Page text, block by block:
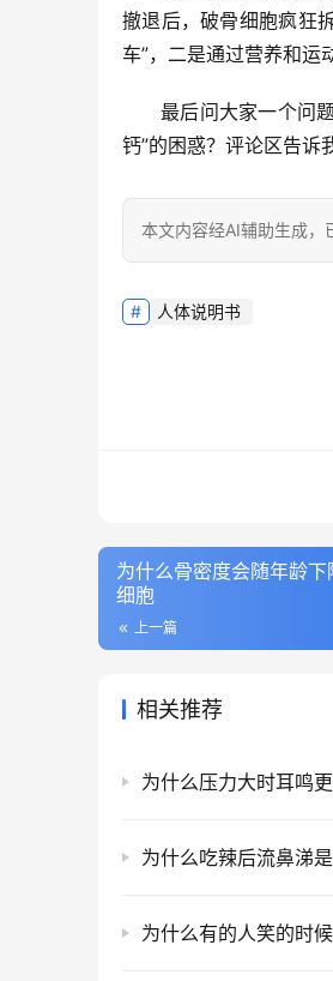
撤退后，破骨细胞疯狂
车”，二是通过营养和运
最后问大家一个问
钙”的困惑？评论区告诉
本文内容经AI辅助生成，
人体说明书
为什么骨密度会随年龄
细胞
上一篇
相关推荐
为什么吃辣后流鼻涕
为什么有的人笑的时